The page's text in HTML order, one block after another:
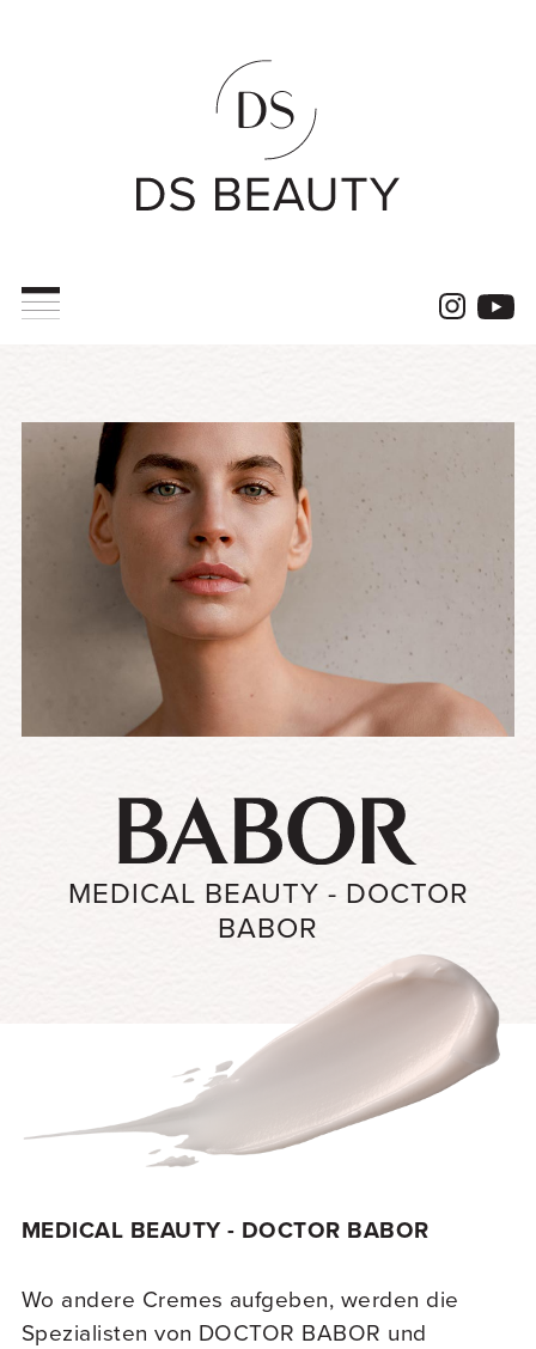
MEDICAL BEAUTY - DOCTOR
BABOR
MEDICAL BEAUTY - DOCTOR BABOR
Wo andere Cremes aufgeben, werden die
Spezialisten von DOCTOR BABOR und